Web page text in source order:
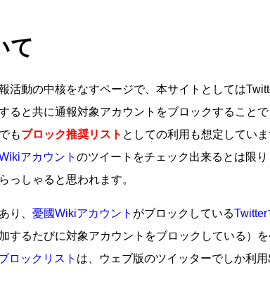
て
活動の中核をなすページで、本サイトとしては
ると共に通報対象アカウントをブロックすること
もブロック推奨リスト としての利用も想定していま
アカウント のツイートをチェック出来るとは限
っしゃると思われます。
り、 憂國Wikiアカウント がブロックしているTwitter
するたびに対象アカウントをブロックしている）を
ロックリスト は、ウェブ版のツイッターでしか利